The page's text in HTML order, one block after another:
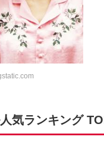
気ランキング